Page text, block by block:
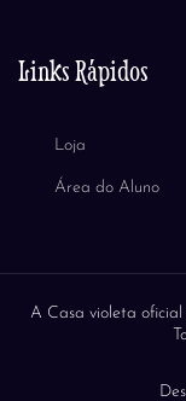
Links Rápidos
Loja
Área do Aluno
A Casa violeta